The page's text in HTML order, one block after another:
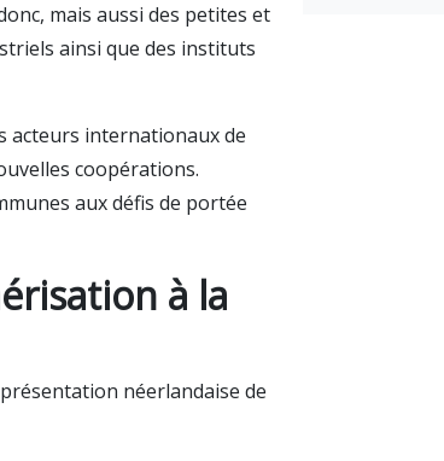
mais aussi des petites et
ainsi que des instituts
acteurs internationaux de
coopérations.
aux défis de portée
à la
néerlandaise de